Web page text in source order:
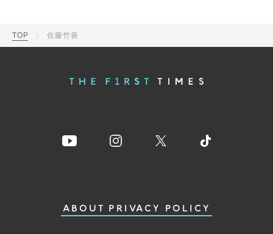
TOP 佐藤竹善
ABOUT PRIVACY POLICY